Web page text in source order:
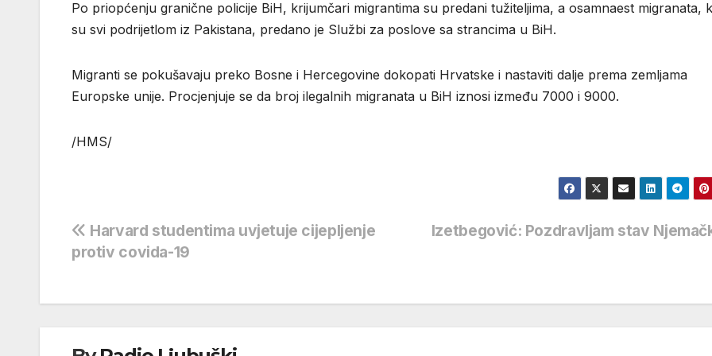
Po priopćenju granične policije BiH, krijumčari migrantima su predani tužiteljima, a osamnaest migranata,
su svi podrijetlom iz Pakistana, predano je Službi za poslove sa strancima u BiH.
Migranti se pokušavaju preko Bosne i Hercegovine dokopati Hrvatske i nastaviti dalje prema zemljama
Europske unije. Procjenjuje se da broj ilegalnih migranata u BiH iznosi između 7000 i 9000.
/HMS/
Navigacija
objava
Izetbegović: Pozdravljam stav
Harvard studentima uvjetuje cijepljenje
protiv covida-19